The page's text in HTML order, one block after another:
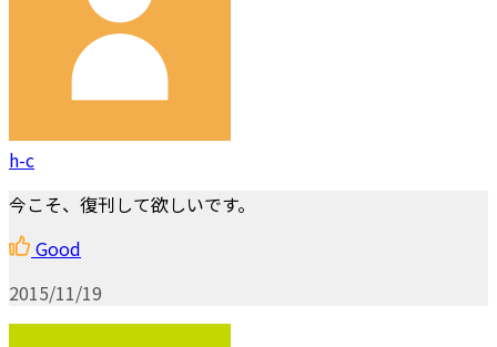
h-c
今こそ、復刊して欲しいです。
Good
2015/11/19